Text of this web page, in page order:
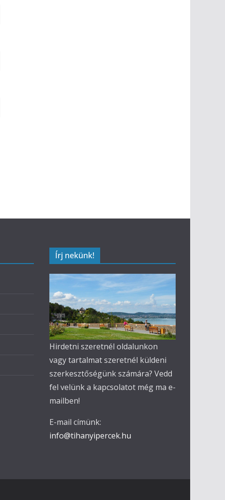
Írj nekünk!
Hirdetni szeretnél oldalunkon
vagy tartalmat szeretnél küldeni
szerkesztőségünk számára? Vedd
fel velünk a kapcsolatot még ma e-
mailben!
E-mail címünk:
info@tihanyipercek.hu